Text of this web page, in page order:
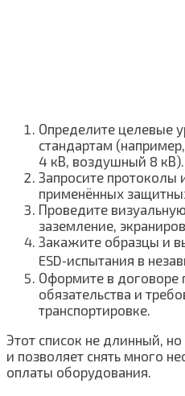
Определите целевые
стандартам
4 кВ, воздушный 8 кВ).
Запросите протоколы
применённых
Проведите
заземление,
Закажите образцы и
ESD‑испытания в
Оформите в договоре
обязательства и
транспортировке.
Этот список не длинный, но
и позволяет снять много
оплаты оборудования.